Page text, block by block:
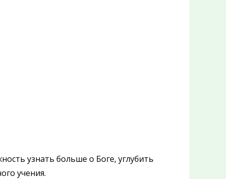
узнать больше о Боге, углубить
учения.